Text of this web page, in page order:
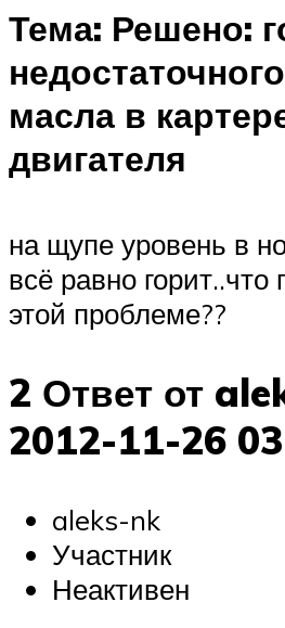
Тема: Решено:
масла в
двигателя
на щупе уровень в
всё равно горит..что
этой проблеме??
2 Ответ от
2012-11-26
aleks-nk
Участник
Неактивен